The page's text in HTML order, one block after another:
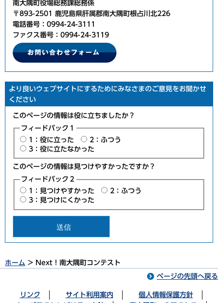
南大隅町役場総務課総務係
〒893-2501 鹿児島県肝属郡南大隅町根占川北226
電話番号：0994-24-3111
ファクス番号：0994-24-3119
より良いウェブサイトにするためにみなさまのご意見をお聞かせ
ください
このページの情報は役に立ちましたか？
フィードバック１
1：役に立った
2：ふつう
3：役に立たなかった
このページの情報は見つけやすかったですか？
フィードバック２
1：見つけやすかった
2：ふつう
3：見つけにくかった
ホーム > Next！南大隅町コンテスト
ページの先頭へ戻る
リンク サイト利用案内
個人情報保護方針